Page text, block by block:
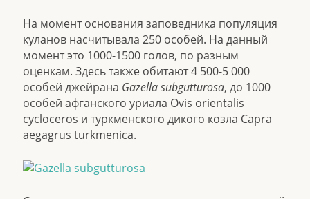
На момент основания заповедника популяция
куланов насчитывала 250 особей. На данный
момент это 1000-1500 голов, по разным
оценкам. Здесь также обитают 4 500-5 000
особей джейрана Gazella subgutturosa, до 1000
особей афганского уриала Ovis orientalis
cycloceros и туркменского дикого козла Capra
aegagrus turkmenica.